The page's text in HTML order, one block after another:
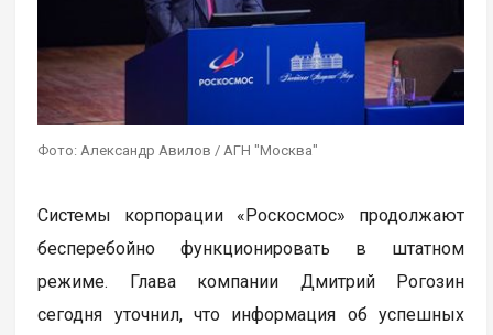
Фото: Александр Авилов / АГН "Москва"
Системы корпорации «Роскосмос» продолжают
бесперебойно функционировать в штатном
режиме. Глава компании Дмитрий Рогозин
сегодня уточнил, что информация об успешных